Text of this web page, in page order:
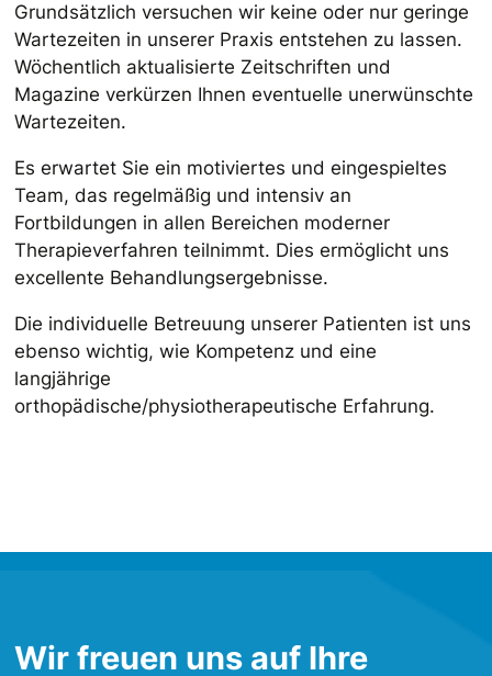
Grundsätzlich versuchen wir keine oder nur geringe
Wartezeiten in unserer Praxis entstehen zu lassen.
Wöchentlich aktualisierte Zeitschriften und
Magazine verkürzen Ihnen eventuelle unerwünschte
Wartezeiten.
Es erwartet Sie ein motiviertes und eingespieltes
Team, das regelmäßig und intensiv an
Fortbildungen in allen Bereichen moderner
Therapieverfahren teilnimmt. Dies ermöglicht uns
excellente Behandlungsergebnisse.
Die individuelle Betreuung unserer Patienten ist uns
ebenso wichtig, wie Kompetenz und eine
langjährige
orthopädische/physiotherapeutische Erfahrung.
Wir freuen uns auf Ihre